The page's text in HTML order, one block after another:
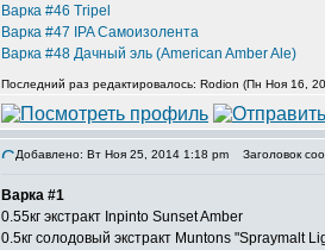
Варка #46 Tripel
Варка #47 IPA Самоизолента
Варка #48 Дачный эль (American Amber Ale)
Последний раз редактировалось: Rodion (Пн Ноя 16,
Добавлено: Вт Ноя 25, 2014 1:18 pm Заголовок
Варка #1
0.55кг экстракт Inpinto Sunset Amber
0.5кг солодовый экстракт Muntons "Spraymalt